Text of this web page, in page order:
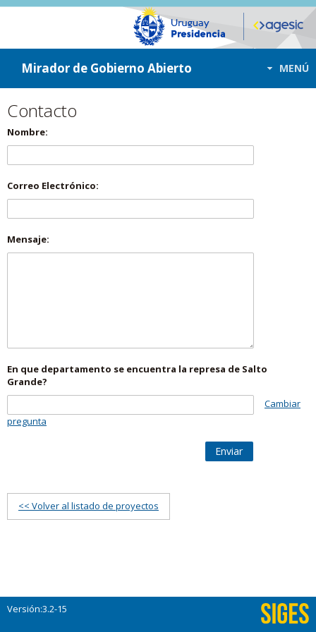
ir a contenido
ir al menú
Mirador de Gobierno Abierto MENÚ
Contacto
Nombre:
Correo Electrónico:
Mensaje:
En que departamento se encuentra la represa de Salto
Grande?
Cambiar
pregunta
Enviar
<< Volver al listado de proyectos
Versión:3.2-15